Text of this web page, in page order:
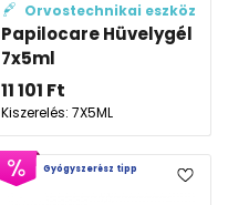
Orvostechnikai eszköz
Papilocare Hüvelygél
7x5ml
11 101 Ft
Kiszerelés: 7X5ML
Gyógyszerész tipp